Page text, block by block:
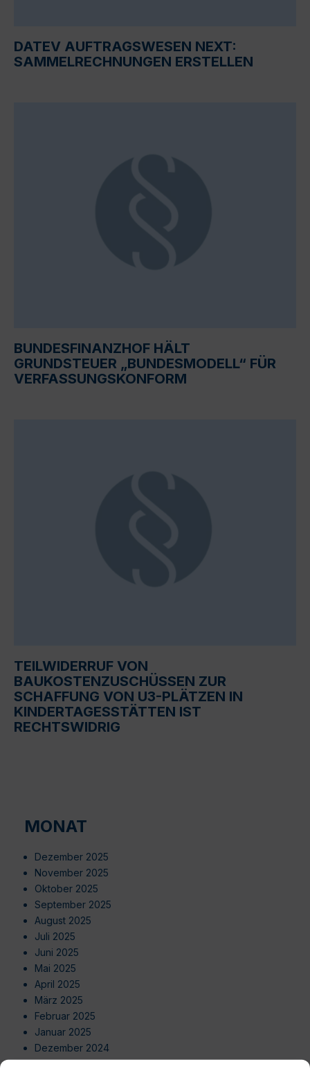
DATEV AUFTRAGSWESEN NEXT:
SAMMELRECHNUNGEN ERSTELLEN
BUNDESFINANZHOF HÄLT
GRUNDSTEUER „BUNDESMODELL“ FÜR
VERFASSUNGSKONFORM
TEILWIDERRUF VON
BAUKOSTENZUSCHÜSSEN ZUR
SCHAFFUNG VON U3-PLÄTZEN IN
KINDERTAGESSTÄTTEN IST
RECHTSWIDRIG
MONAT
Dezember 2025
November 2025
Oktober 2025
September 2025
August 2025
Juli 2025
Juni 2025
Mai 2025
April 2025
März 2025
Februar 2025
Januar 2025
Dezember 2024
November 2024